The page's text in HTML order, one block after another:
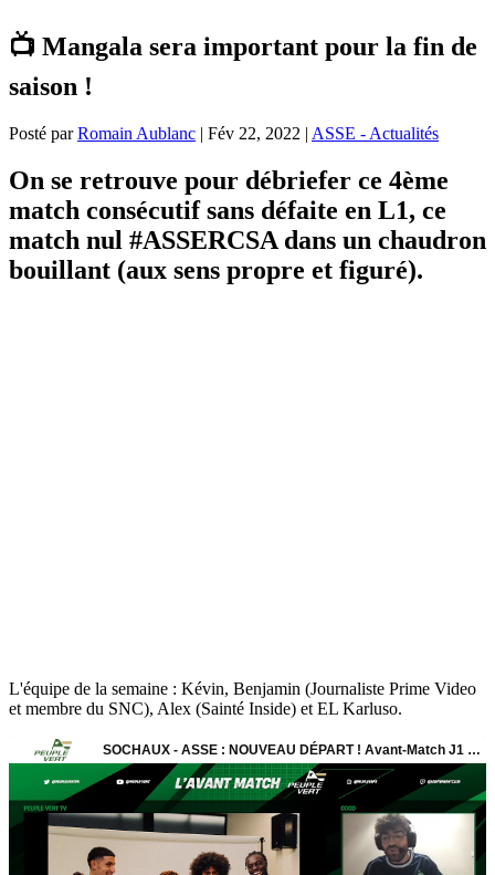
📺 Mangala sera important pour la fin de
saison !
Posté parRomain Aublanc | Fév 22, 2022 | ASSE - Actualités
On se retrouve pour débriefer ce 4ème
match consécutif sans défaite en L1, ce
match nul #ASSERCSA dans un chaudron
bouillant (aux sens propre et figuré).
L'équipe de la semaine : Kévin, Benjamin (Journaliste Prime Video
et membre du SNC), Alex (Sainté Inside) et EL Karluso.